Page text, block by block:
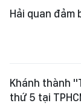
Hải quan đảm
Khánh thành
thứ 5 tại